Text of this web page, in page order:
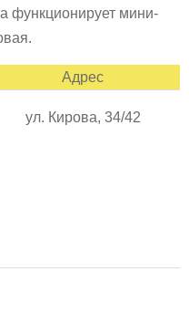
функционирует мини-
Адрес
ул. Кирова, 34/42